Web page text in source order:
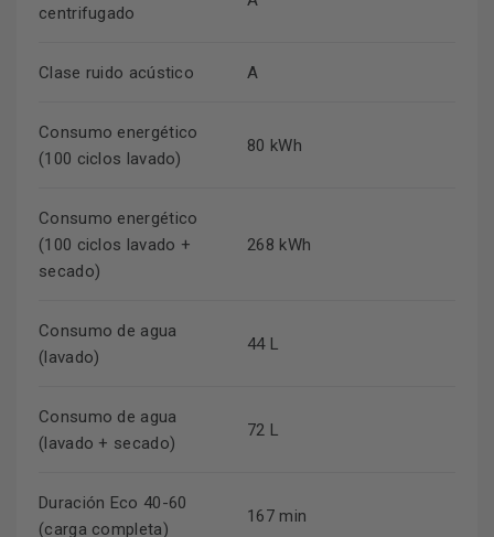
centrifugado
Clase ruido acústico A
Consumo energético
(100 ciclos lavado)
80 kWh
Consumo energético
(100 ciclos lavado +
secado)
268 kWh
Consumo de agua
(lavado)
44 L
Consumo de agua
(lavado + secado)
72 L
Duración Eco 40-60
(carga completa)
167 min